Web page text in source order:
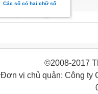
Các số có hai chữ số
©2008-2017
Đơn vị chủ quản: Công ty